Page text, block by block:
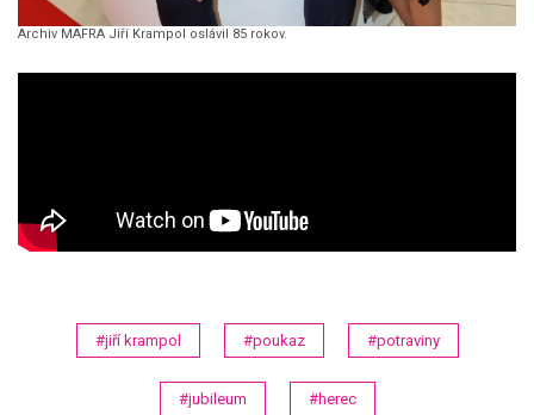
Archiv MAFRA Jiří Krampol oslávil 85 rokov.
#jiří krampol #poukaz #potraviny
#jubileum #herec